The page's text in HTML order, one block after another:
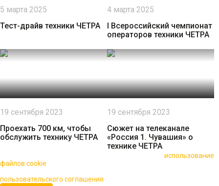
5 марта 2025
Тест-драйв техники ЧЕТРА
4 марта 2025
I Всероссийский чемпионат
операторов техники ЧЕТРА
19 сентября 2023
Проехать 700 км, чтобы
обслужить технику ЧЕТРА
19 сентября 2023
Сюжет на телеканале
«Россия 1. Чувашия» о
технике ЧЕТРА
использование
файлов cookie
пользовательского соглашения